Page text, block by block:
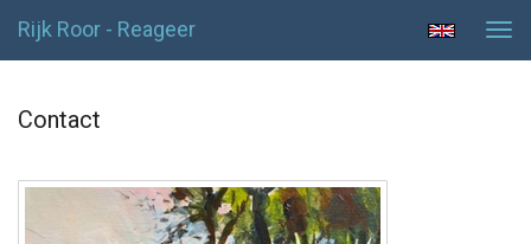
Rijk Roor - Reageer
Contact